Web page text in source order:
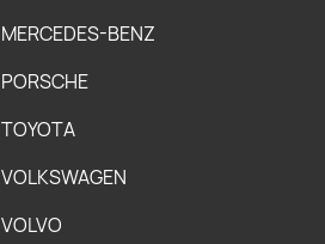
MERCEDES-BENZ
PORSCHE
TOYOTA
VOLKSWAGEN
VOLVO